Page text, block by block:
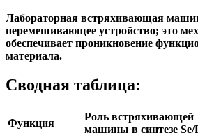
Лабораторная встряхивающая
перемешивающее устройство; это
обеспечивает проникновение
материала.
Сводная таблица:
Функция
Роль встряхивающей
машины в синтезе Se/